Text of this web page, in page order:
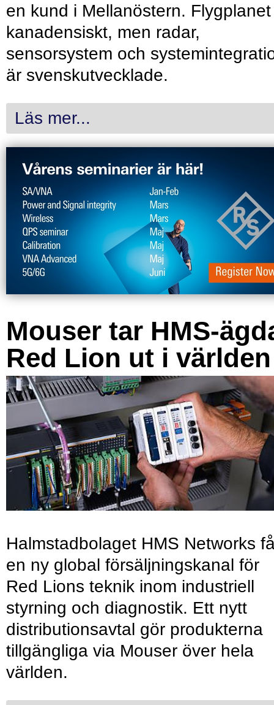
en kund i Mellanöstern.
kanadensiskt, men radar,
sensorsystem och
är svenskutvecklade.
Läs mer...
Mouser tar HMS-
Red Lion ut i världen
Halmstadbolaget HMS Networks
en ny global försäljningskanal för
Red Lions teknik inom industriell
styrning och diagnostik. Ett nytt
distributionsavtal gör produkterna
tillgängliga via Mouser över hela
världen.